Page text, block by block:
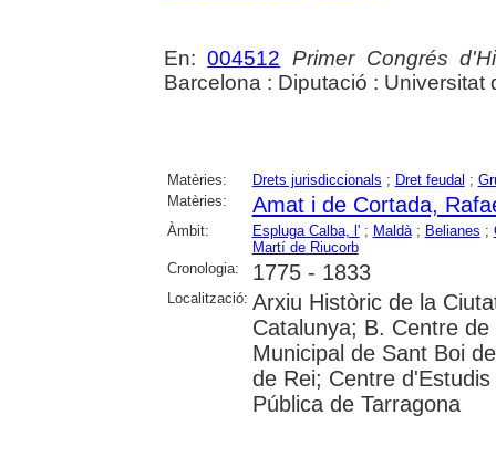
En:004512 Primer Congrés
Barcelona : Diputació :
Matèries: Drets jurisdiccionals ; Dret feudal ;
Matèries:
Amat i de Cortada,
Àmbit: Espluga Calba, l'; Maldà; Belianes ;
Martí de Riucorb
Cronologia:
1775 - 1833
Localització: Arxiu Històric de la
Catalunya; B. Centre
Municipal de Sant Boi
de Rei; Centre
Pública de Tarragona